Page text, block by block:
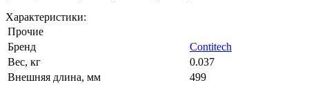
Характеристики:
Прочие
Бренд
Contitech
Вес, кг
0.037
Внешняя длина, мм
499